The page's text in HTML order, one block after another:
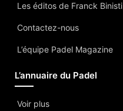
Les éditos de Franck Binisti
Contactez-nous
L’équipe Padel Magazine
L’annuaire du Padel
Voir plus